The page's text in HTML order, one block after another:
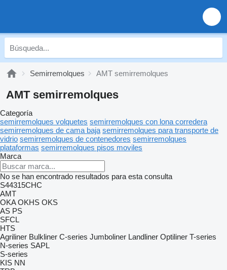
Semirremolques AMT semirremolques
AMT semirremolques
Categoría
semirremolques volquetes semirremolques con lona corredera
semirremolques de cama baja semirremolques para transporte de
vidrio semirremolques de contenedores semirremolques
plataformas semirremolques pisos moviles
Marca
No se han encontrado resultados para esta consulta
S44315CHC
AMT
OKA OKHS OKS
AS PS
SFCL
HTS
Agriliner Bulkliner C-series Jumboliner Landliner Optiliner T-series
N-series SAPL
S-series
KIS NN